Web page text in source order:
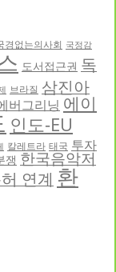
경없는의사회 국정감
도서접근권 독
브라질 삼진아
버그리닝 에이
인도-EU
칼레트라 태국 투자
쟁 한국음악저
연계 환